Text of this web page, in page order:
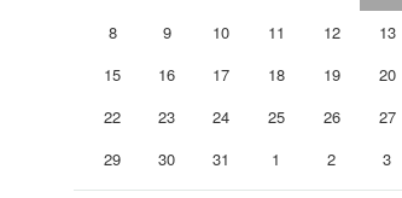
8
9 10 11 12 13
15
16 17 18 19 20
22
23 24 25 26 27
29
30 31 1 2 3